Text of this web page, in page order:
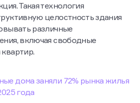
Такая технология
целостность здания
различные
включая свободные
дома заняли 72% рынка жилья
года